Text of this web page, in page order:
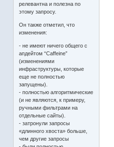
релевантна и полезна по
этому запросу.
Он также отметил, что
изменения:
- не имеют ничего общего с
апдейтом “Caffeine”
(изменениями
инфраструктуры, которые
еще не полностью
запущены).
- полностью алгоритмические
(и не являются, к примеру,
ручными фильтрами на
отдельные сайты).
- затронули запросы
«длинного хвоста» больше,
чем другие запросы